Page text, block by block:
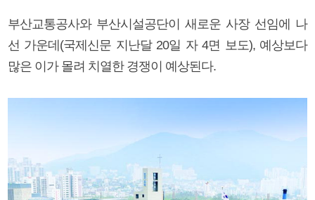
부산교통공사와 부산시설공단이 새로운 사장 선임에 나
선 가운데(국제신문 지난달 20일 자 4면 보도), 예상보다
많은 이가 몰려 치열한 경쟁이 예상된다.